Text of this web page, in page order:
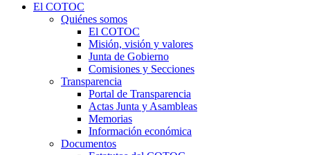
El COTOC
Quiénes somos
El COTOC
Misión, visión y valores
Junta de Gobierno
Comisiones y Secciones
Transparencia
Portal de Transparencia
Actas Junta y Asambleas
Memorias
Información económica
Documentos